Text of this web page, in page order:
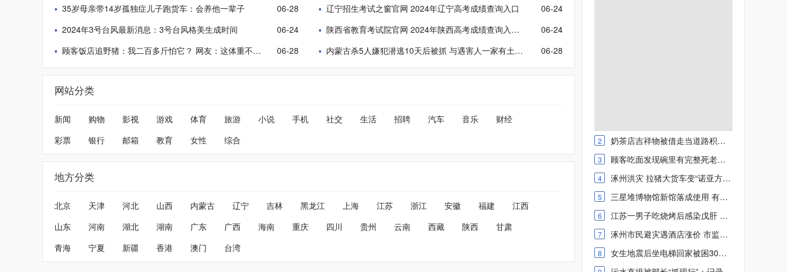
35岁母亲带14岁孤独症儿子跑货车：会养他一辈子
06-28 辽宁招生考试之窗官网 2024年辽宁高考成绩查询入口
06-24
2024年3号台风最新消息：3号台风格美生成时间
06-24 陕西省教育考试院官网 2024年陕西高考成绩查询入口方式
06-24
顾客饭店追野猪：我二百多斤怕它？ 网友：这体重不是盖的
06-28 内蒙古杀5人嫌犯潜逃10天后被抓 与遇害人一家有土地纠纷 06-28
网站分类
新闻 购物 影视 游戏 体育 旅游 小说 手机 社交 生活 招聘 汽车 音乐
财经
彩票
银行 邮箱 教育 女性 综合
地方分类
北京 天津 河北 山西 内蒙古 辽宁 吉林 黑龙江 上海 江苏 浙江 安徽 福建
江西
山东
河南 湖北 湖南 广东 广西 海南 重庆 四川 贵州 云南 西藏 陕西
甘肃
青海
宁夏 新疆 香港 澳门 台湾
2 奶茶店吉祥物被借走当道路积水警示物 网友：守护城市
3 顾客吃面发现碗里有完整死老鼠 负责人：端上去时候还没有
4 涿州洪灾 拉猪大货车变“诺亚方舟” 危急时刻上演紧急救援
5 三星堆博物馆新馆落成使用 有哪些新展陈、新看点
6 江苏一男子吃烧烤后感染戊肝 怀疑自己变成“小黄人”
7 涿州市民避灾遇酒店涨价 市监局回应：已责成酒店退还34元
8 女生地震后坐电梯回家被困30分钟 网友：存侥幸心理